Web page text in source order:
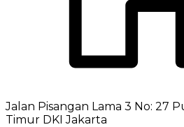
Jalan Pisangan Lama 3 No: 27
Timur DKI Jakarta